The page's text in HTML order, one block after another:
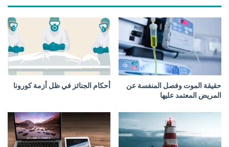
.
ه
ا
ة
ا
ت
ا
حقيقة الموت وفصل المنفسة عن
المريض المعتمد عليها
أحكام الجنائز في ظل أزمة كورونا